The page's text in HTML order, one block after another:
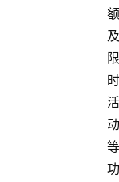
额
及
限
时
活
动
等
功